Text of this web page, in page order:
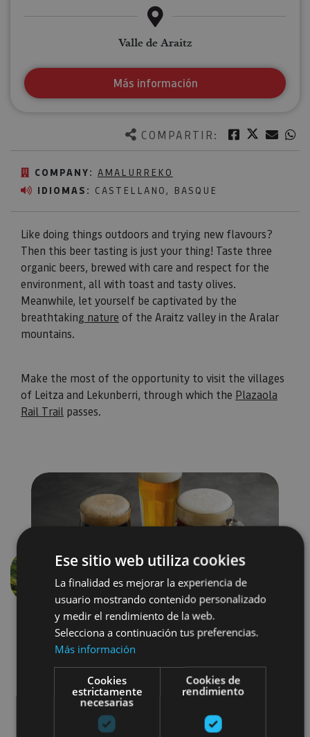
COMPARTIR: Facebook
Twitter
COMPANY: AMALURREKO
IDIOMAS: CASTELLANO, BASQUE
Like doing things outdoors and trying new flavours?
Then this beer tasting is just your thing! Taste three
organic beers, brewed with care and respect for the
environment, all with toast and tasty olives.
Meanwhile, let yourself be captivated by the
breathtaking nature of the Araitz valley in the Aralar
mountains.
​​​​​​​Make the most of the opportunity to visit the villages
of Leitza and Lekunberri, through which the Plazaola
Rail Trail passes.
Valle de Araitz
Más información
Previous
Ese sitio web utiliza cookies
La finalidad es mejorar la experiencia de
usuario mostrando contenido personalizado
y medir el rendimiento de la web.
Selecciona a continuación tus preferencias.
Más información
Cookies
estrictamente
necesarias
Cookies de
rendimiento